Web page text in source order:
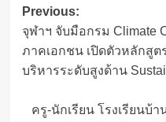
Post
navigation
Previous:
จุฬาฯ จับมือกรม Climate
ภาคเอกชน เปิดตัวหลักสูต
บริหารระดับสูงด้าน
ครู-นักเรียน โรงเรียนบ้